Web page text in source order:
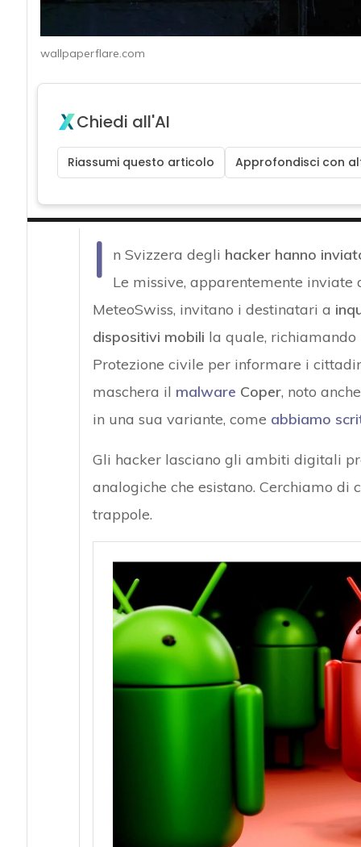
wallpaperflare.com
Chiedi all'AI
Riassumi questo articolo Approfondisci con
I n Svizzera degli hacker hanno
Le missive, apparentemente
MeteoSwiss, invitano i destinatari a
dispositivi mobili la quale,
Protezione civile per informare i
maschera il malware Coper, noto
in una sua variante, come abbiamo
Gli hacker lasciano gli ambiti digitali
analogiche che esistano. Cerchiamo
trappole.